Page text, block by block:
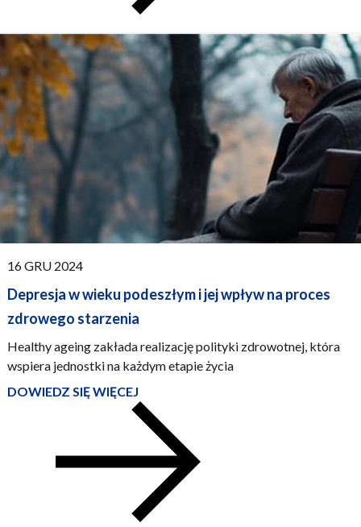
PUBBLICATO:
16 GRU 2024
Depresja w wieku podeszłym i jej wpływ na proces
zdrowego starzenia
Healthy ageing zakłada realizację polityki zdrowotnej, która
wspiera jednostki na każdym etapie życia
DOWIEDZ SIĘ WIĘCEJ